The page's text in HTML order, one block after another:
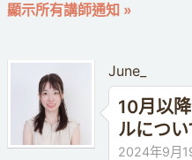
顯示所有講師通知 »
June_
10月以
ルについ
2024年9月